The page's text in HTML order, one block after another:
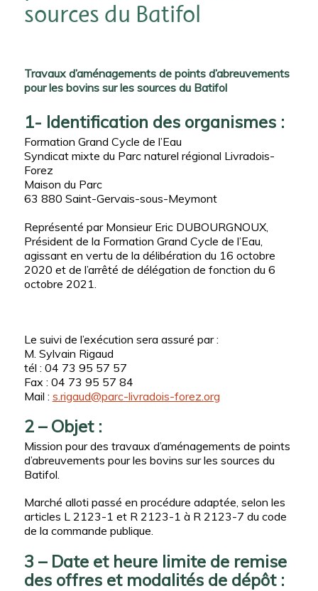
sources du Batifol
Travaux d’aménagements de points d’abreuvements
pour les bovins sur les sources du Batifol
1- Identification des organismes :
Formation Grand Cycle de l’Eau
Syndicat mixte du Parc naturel régional Livradois-
Forez
Maison du Parc
63 880 Saint-Gervais-sous-Meymont
Représenté par Monsieur Eric DUBOURGNOUX,
Président de la Formation Grand Cycle de l’Eau,
agissant en vertu de la délibération du 16 octobre
2020 et de l’arrêté de délégation de fonction du 6
octobre 2021.
Le suivi de l’exécution sera assuré par :
M. Sylvain Rigaud
tél : 04 73 95 57 57
Fax : 04 73 95 57 84
Mail : s.rigaud@parc-livradois-forez.org
2 – Objet :
Mission pour des travaux d’aménagements de points
d’abreuvements pour les bovins sur les sources du
Batifol.
Marché alloti passé en procédure adaptée, selon les
articles L 2123-1 et R 2123-1 à R 2123-7 du code
de la commande publique.
3 – Date et heure limite de remise
des offres et modalités de dépôt :